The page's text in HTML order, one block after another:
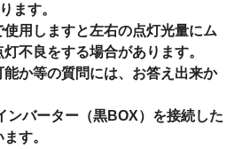
ます。
用しますと左右の点灯光量にム
不良をする場合があります。
能か等の質問には、お答え出来か
ンバーター（黒BOX）を接続した
す。